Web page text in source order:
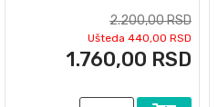
2.200,00 RSD
Ušteda 440,00 RSD
1.760,00 RSD